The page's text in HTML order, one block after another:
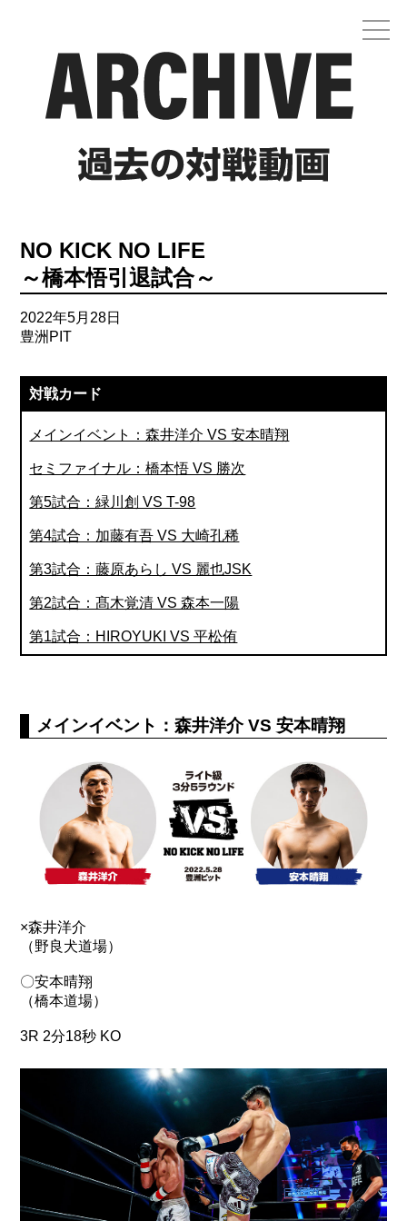
NO KICK NO LIFE
～橋本悟引退試合～
2022年5月28日
豊洲PIT
対戦カード
メインイベント：森井洋介 VS 安本晴翔
セミファイナル：橋本悟 VS 勝次
第5試合：緑川創 VS T-98
第4試合：加藤有吾 VS 大崎孔稀
第3試合：藤原あらし VS 麗也JSK
第2試合：髙木覚清 VS 森本一陽
第1試合：HIROYUKI VS 平松侑
メインイベント：森井洋介 VS 安本晴翔
×森井洋介
（野良犬道場）
〇安本晴翔
（橋本道場）
3R 2分18秒 KO